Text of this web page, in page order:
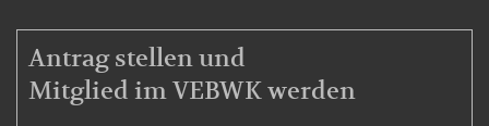
MITGLIEDSCHAFT
Antrag stellen und
Mitglied im VEBWK werden